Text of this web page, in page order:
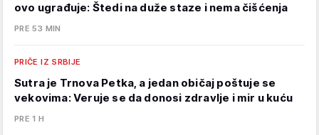
ovo ugrađuje: Štedi na duže staze i nema čišćenja
PRE 53 MIN
PRIČE IZ SRBIJE
Sutra je Trnova Petka, a jedan običaj poštuje se
vekovima: Veruje se da donosi zdravlje i mir u kuću
PRE 1 H